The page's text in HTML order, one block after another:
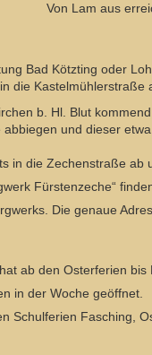
Von Lam aus
Bad Kötzting oder
die Kastelmühlerstraße
b. Hl. Blut
und dieser
in die Zechenstraße ab
Fürstenzeche“
Die genaue
ab den Osterferien
in der Woche geöffnet.
Schulferien Fasching,